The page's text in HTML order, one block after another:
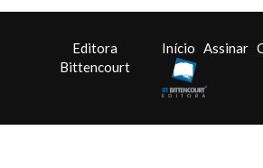
Editora
Bittencourt
Início Assinar